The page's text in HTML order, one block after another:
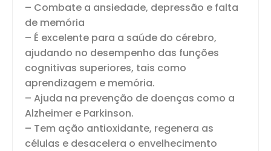
– Combate a ansiedade, depressão e falta
de memória
– É excelente para a saúde do cérebro,
ajudando no desempenho das funções
cognitivas superiores, tais como
aprendizagem e memória.
– Ajuda na prevenção de doenças como a
Alzheimer e Parkinson.
– Tem ação antioxidante, regenera as
células e desacelera o envelhecimento